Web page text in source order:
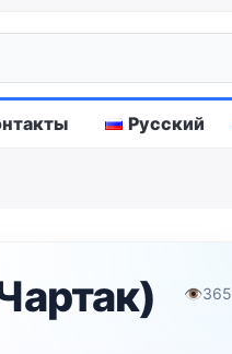
Русский
👁365